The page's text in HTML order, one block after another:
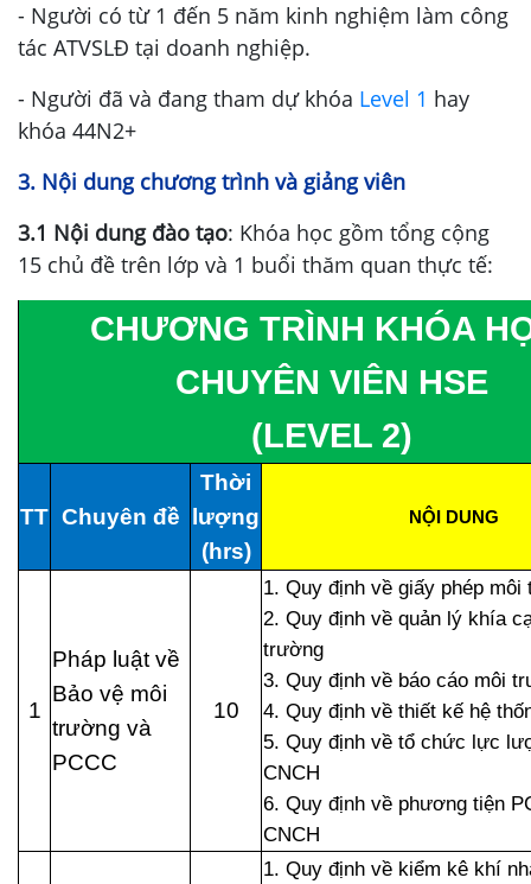
- Người có từ 1 đến 5 năm kinh nghiệm làm công
tác ATVSLĐ tại doanh nghiệp.
- Người đã và đang tham dự khóa Level 1 hay
khóa 44N2+
3. Nội dung chương trình và giảng viên
3.1 Nội dung đào tạo: Khóa học gồm tổng cộng
15 chủ đề trên lớp và 1 buổi thăm quan thực tế:
CHƯƠNG TRÌNH KHÓA
CHUYÊN VIÊN HSE
(LEVEL 2)
TT Chuyên đề
Thời
lượng
(hrs)
NỘI DUNG
1
Pháp luật về
Bảo vệ môi
trường và
PCCC
10
1. Quy định về giấy phép môi
2. Quy định về quản lý khía
trường
3. Quy định về báo cáo môi
4. Quy định về thiết kế hệ
5. Quy định về tổ chức lực
CNCH
6. Quy định về phương tiện
CNCH
1. Quy định về kiểm kê khí